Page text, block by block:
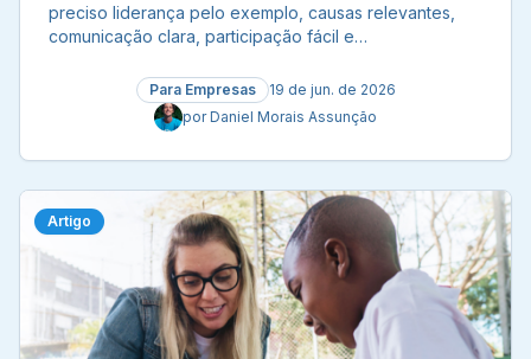
preciso liderança pelo exemplo, causas relevantes,
comunicação clara, participação fácil e
Para Empresas
19 de jun. de 2026
porDaniel Morais Assunção
Artigo